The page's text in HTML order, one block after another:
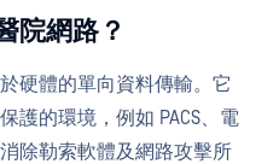
院網路？
硬體的單向資料傳輸。它
護的環境，例如 PACS、電
除勒索軟體及網路攻擊所